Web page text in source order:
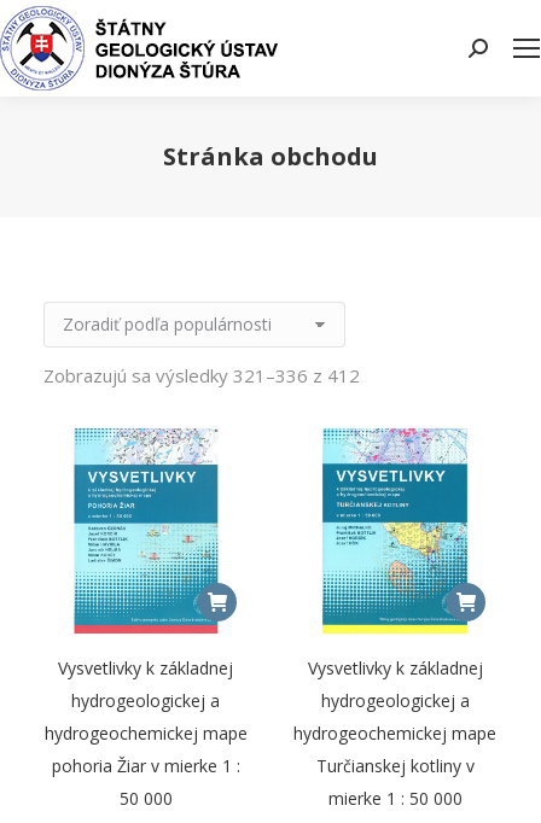
Search:
Stránka obchodu
Zobrazujú sa výsledky 321–336 z 412
Vysvetlivky k základnej
hydrogeologickej a
hydrogeochemickej mape
pohoria Žiar v mierke 1 :
50 000
Vysvetlivky k základnej
hydrogeologickej a
hydrogeochemickej mape
Turčianskej kotliny v
mierke 1 : 50 000